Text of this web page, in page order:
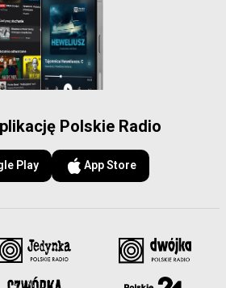
Polskie Radio
Play App Store